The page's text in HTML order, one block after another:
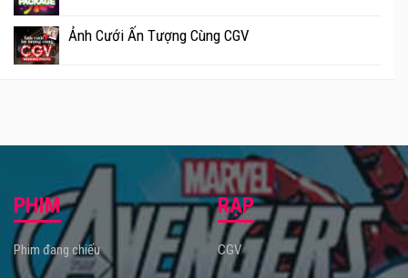
Ảnh Cưới Ấn Tượng Cùng CGV
PHIM
Phim đang chiếu
RẠP
CGV